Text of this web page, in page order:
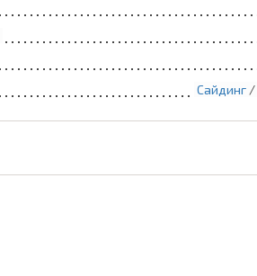
Сайдинг /